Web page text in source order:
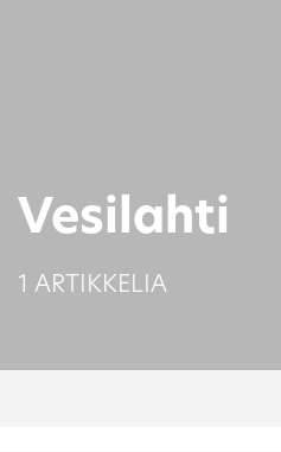
Vesilahti
1 ARTIKKELIA